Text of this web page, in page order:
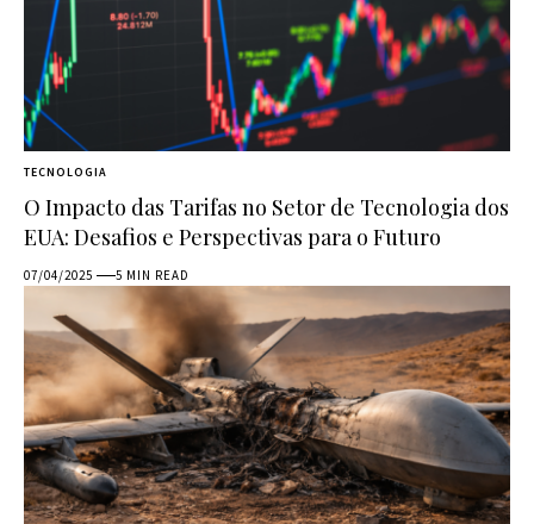
TECNOLOGIA
O Impacto das Tarifas no Setor de Tecnologia dos
EUA: Desafios e Perspectivas para o Futuro
07/04/2025 5 MIN READ